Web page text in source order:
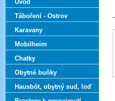
Úvod
Táboření - Ostrov
Karavany
Mobilheim
Chatky
Obytné buňky
Hausbót‚ obytný sud‚ loď